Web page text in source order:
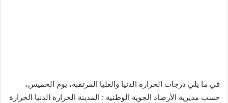
في ما يلي درجات الحرارة الدنيا والعليا المرتقبة، يوم الخميس،
حسب مديرية الأرصاد الجوية الوطنية : المدينة الحرارة الدنيا الحرارة